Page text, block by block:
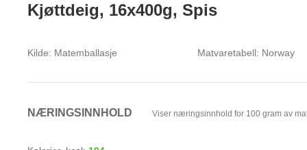
Kjøttdeig, 16x400g, Spis
Kilde: Matemballasje Matvaretabell: Norway
NÆRINGSINNHOLD Viser næringsinnhold for 100 gram av